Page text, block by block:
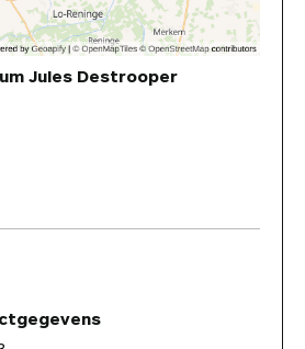
Jules Destrooper